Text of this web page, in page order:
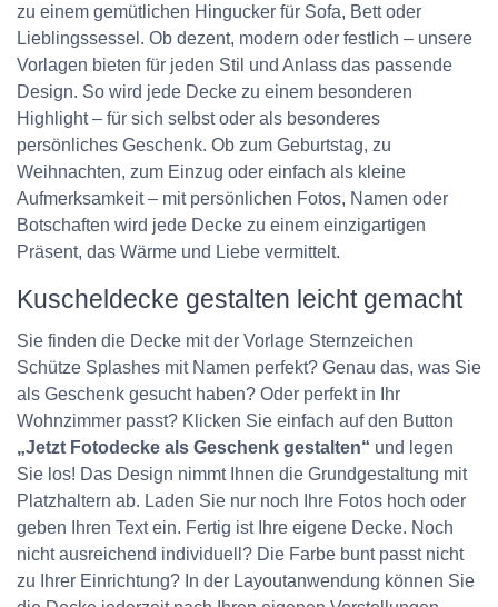
zu einem gemütlichen Hingucker für Sofa, Bett oder
Lieblingssessel. Ob dezent, modern oder festlich – unsere
Vorlagen bieten für jeden Stil und Anlass das passende
Design. So wird jede Decke zu einem besonderen
Highlight – für sich selbst oder als besonderes
persönliches Geschenk. Ob zum Geburtstag, zu
Weihnachten, zum Einzug oder einfach als kleine
Aufmerksamkeit – mit persönlichen Fotos, Namen oder
Botschaften wird jede Decke zu einem einzigartigen
Präsent, das Wärme und Liebe vermittelt.
Kuscheldecke gestalten leicht gemacht
Sie finden die Decke mit der Vorlage Sternzeichen
Schütze Splashes mit Namen perfekt? Genau das, was Sie
als Geschenk gesucht haben? Oder perfekt in Ihr
Wohnzimmer passt? Klicken Sie einfach auf den Button
„Jetzt Fotodecke als Geschenk gestalten“ und legen
Sie los! Das Design nimmt Ihnen die Grundgestaltung mit
Platzhaltern ab. Laden Sie nur noch Ihre Fotos hoch oder
geben Ihren Text ein. Fertig ist Ihre eigene Decke. Noch
nicht ausreichend individuell? Die Farbe bunt passt nicht
zu Ihrer Einrichtung? In der Layoutanwendung können Sie